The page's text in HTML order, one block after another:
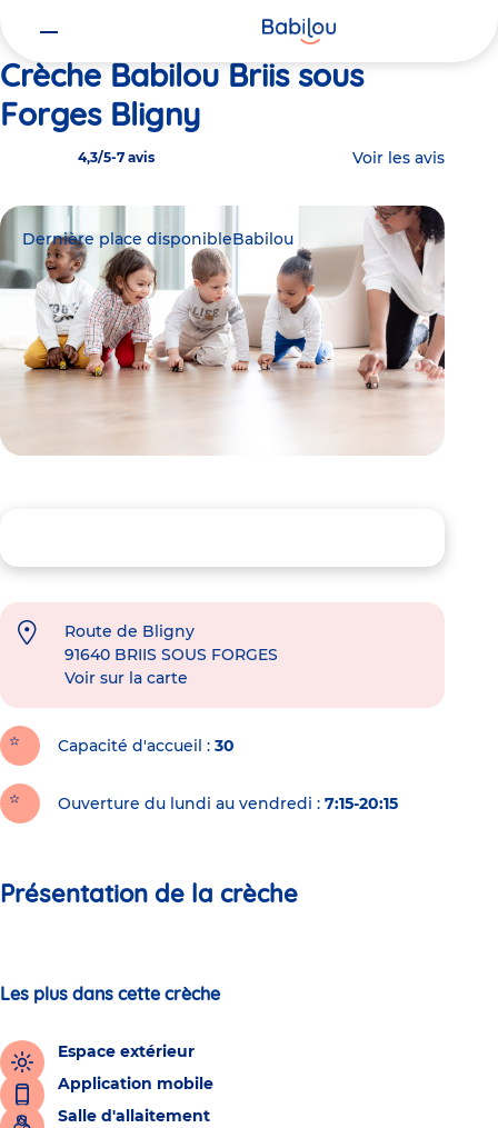
Crèche Babilou Briis sous
Forges Bligny
4,3/5-7 avis Voir les avis
Dernière place disponibleBabilou
Route de Bligny
91640 BRIIS SOUS FORGES
Voir sur la carte
Capacité d'accueil 30
Ouverture du lundi au vendredi : 7:15-20:15
Présentation de la crèche
Les plus dans cette crèche
Espace extérieur
Application mobile
Salle d'allaitement